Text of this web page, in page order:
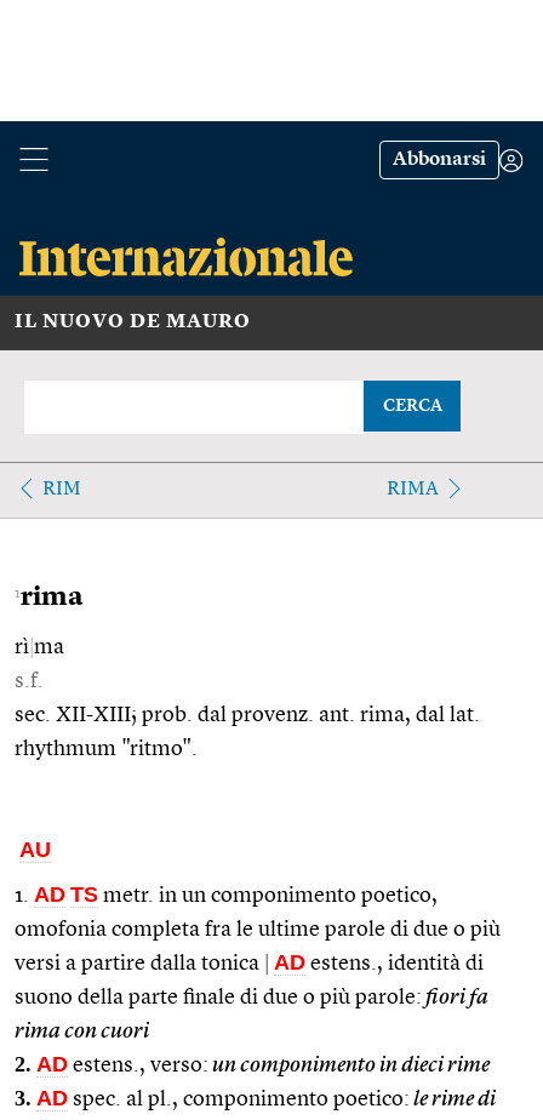
Abbonarsi
IL NUOVO DE MAURO
CERCA
RIM RIMA
1rima
rì ma
s.f.
sec. XII-XIII; prob. dal provenz. ant. rima, dal lat.
rhythmum "ritmo".
AU
1. AD TS metr. in un componimento poetico,
omofonia completa fra le ultime parole di due o più
versi a partire dalla tonica
AD estens., identità di
suono della parte finale di due o più parole: fiori fa
rima con cuori
2. AD estens., verso: un componimento in dieci rime
3. AD spec. al pl., componimento poetico: le rime di